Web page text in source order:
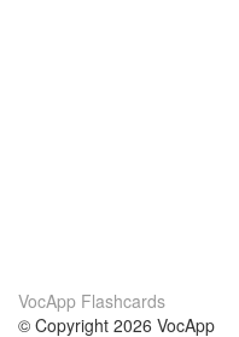
VocApp Flashcards
© Copyright 2026 VocApp